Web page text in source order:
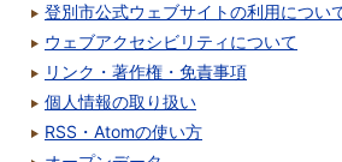
登別市公式ウェブサイトの利用につい
ウェブアクセシビリティについて
リンク・著作権・免責事項
個人情報の取り扱い
RSS・Atomの使い方